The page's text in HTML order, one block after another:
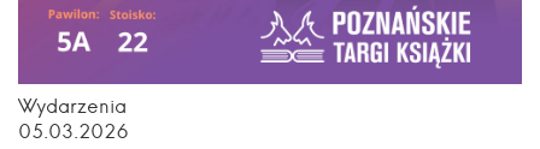
Wydarzenia
05.03.2026